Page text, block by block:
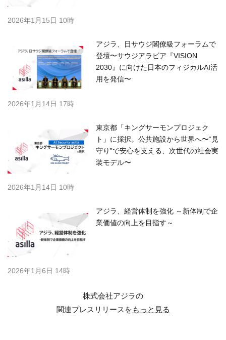
2026年1月15日 10時
アジラ、日サウジ閣僚級フォーラムで
登壇〜サウジアラビア『VISION
2030』に向けた日本のフィジカルAI活
用を発信〜
2026年1月14日 17時
東京都「キングサーモンプロジェク
ト」に採択。公共施設から世界へ〜“見
守り”で安心を支える、次世代の社会実
装モデル〜
2026年1月14日 10時
アジラ、経営体制を強化 ～新体制で企
業価値の向上を目指す～
2026年1月6日 14時
株式会社アジラの
関連プレスリリースをもっと見る